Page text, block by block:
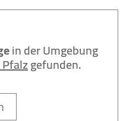
in der Umgebung
gefunden.